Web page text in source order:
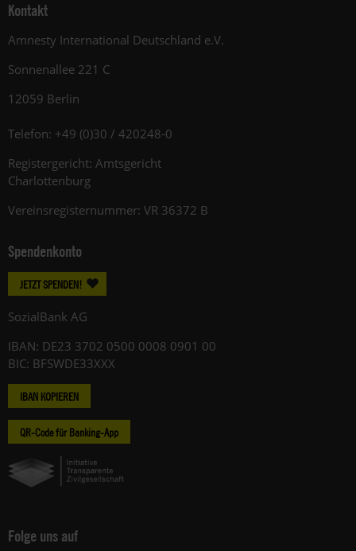
Kontakt
Amnesty International Deutschland e.V.
Sonnenallee 221 C
12059 Berlin
Telefon: +49 (0)30 / 420248-0
Registergericht: Amtsgericht
Charlottenburg
Vereinsregisternummer: VR 36372 B
Spendenkonto
JETZT SPENDEN!
SozialBank AG
IBAN: DE23 3702 0500 0008 0901 00
BIC: BFSWDE33XXX
IBAN KOPIEREN
QR-Code für Banking-App
Folge uns auf